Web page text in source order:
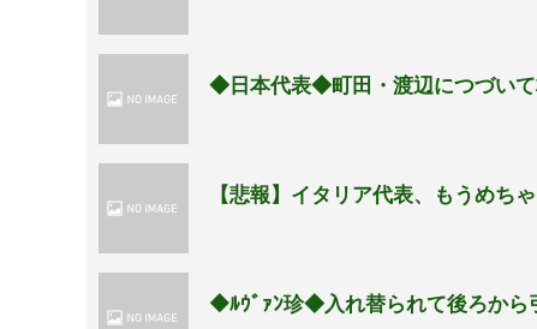
◆日本代表◆町田・渡辺につづいて
【悲報】イタリア代表、もうめち
◆ﾙｳﾞｧﾝ珍◆入れ替られて後ろから